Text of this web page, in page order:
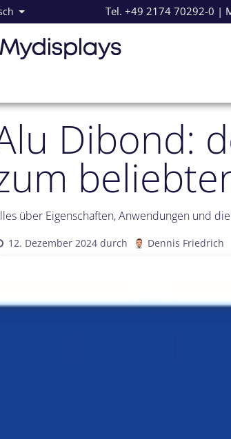
Tel. +49 2174 70292-0 |
Dibond:
über Eigenschaften, Anwendungen und
12. Dezember 2024 durch Dennis Friedrich